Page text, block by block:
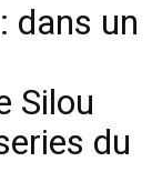
dans un
Silou
du